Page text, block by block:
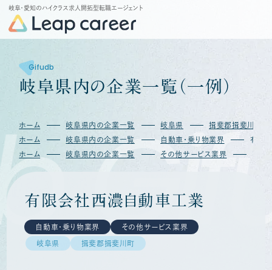
岐阜・愛知のハイクラス求人開拓型転職エージェント
Gifudb
岐阜県 内の企業一覧 （ 一例 ）
ホーム 岐阜県内の企業一覧 岐阜県
揖斐郡揖斐川町
ホーム
岐阜県内の企業一覧 自動車・乗り物業界
有限
ホーム
岐阜県内の企業一覧 その他サービス業界 有限
有限会社西濃自動車工業
自動車・乗り物業界 その他サービス業界
岐阜県 揖斐郡揖斐川町